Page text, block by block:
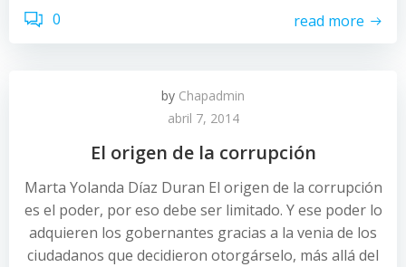
0 read more
by Chapadmin
abril 7, 2014
El origen de la corrupción
Marta Yolanda Díaz Duran El origen de la corrupción
es el poder, por eso debe ser limitado. Y ese poder lo
adquieren los gobernantes gracias a la venia de los
ciudadanos que decidieron otorgárselo, más allá del